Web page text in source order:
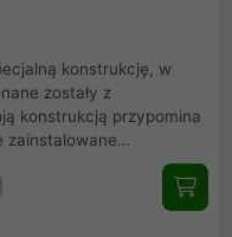
konstrukcję, w
zostały z
konstrukcją przypomina
zainstalowane
kątem. Oto obudowa dla
Co więcej, w tej